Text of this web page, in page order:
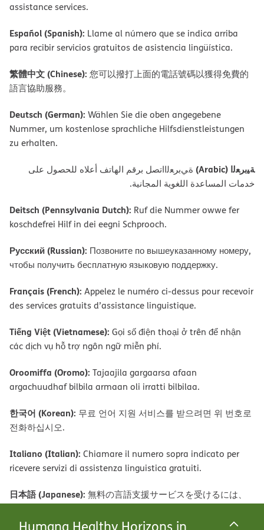
Humana Healthy Horizons in
assistance services.
Español (Spanish): Llame al número que se indica arriba
para recibir servicios gratuitos de asistencia lingüística.
繁體中文 (Chinese): 您可以撥打上面的電話號碼以獲得免費的
語言協助服務。
Deutsch (German): Wählen Sie die oben angegebene
Nummer, um kostenlose sprachliche Hilfsdienstleistungen
zu erhalten.
ﺔﯿﺑﺮﻌﻟا (Arabic)
ةﻲﺑﺮﻌﻟااﺗﺼﻞ ﺑﺮﻗﻢ اﻟﮭﺎﺗﻒ أﻋﻼه ﻟﻠﺤﺼﻮل ﻋﻠﻰ
ﺧﺪﻣﺎت اﻟﻤﺴﺎﻋﺪة اﻟﻠﻐﻮﯾﺔ اﻟﻤﺠﺎﻧﯿﺔ.
Deitsch (Pennsylvania Dutch): Ruf die Nummer owwe fer
koschdefrei Hilf in dei eegni Schprooch.
Русский (Russian): Позвоните по вышеуказанному номеру,
чтобы получить бесплатную языковую поддержку.
Français (French): Appelez le numéro ci-dessus pour recevoir
des services gratuits d’assistance linguistique.
Tiếng Việt (Vietnamese): Gọi số điện thoại ở trên để nhận
các dịch vụ hỗ trợ ngôn ngữ miễn phí.
Oroomiffa (Oromo): Tajaajila gargaarsa afaan
argachuudhaf bilbila armaan oli irratti bilbilaa.
한국어 (Korean): 무료 언어 지원 서비스를 받으려면 위 번호로
전화하십시오.
Italiano (Italian): Chiamare il numero sopra indicato per
ricevere servizi di assistenza linguistica gratuiti.
日本語 (Japanese): 無料の言語支援サービスを受けるには、